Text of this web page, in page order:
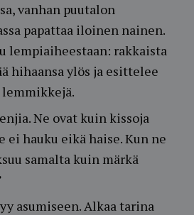
vanhan puutalon
papattaa iloinen nainen.
lempiaiheestaan: rakkaista
hihaansa ylös ja esittelee
Ne ovat kuin kissoja
ei hauku eikä haise. Kun ne
samalta kuin märkä
asumiseen. Alkaa tarina